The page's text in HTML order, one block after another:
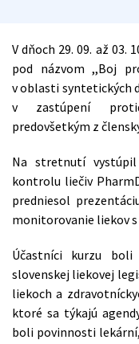
V dňoch 29. 09. až 03.
pod názvom ,,Boj
v oblasti syntetických
v zastúpení
predovšetkým z
Na stretnutí
kontrolu liečiv
predniesol
monitorovanie liekov s
Účastníci kurzu boli
slovenskej liekovej
liekoch a
ktoré sa týkajú
boli povinnosti